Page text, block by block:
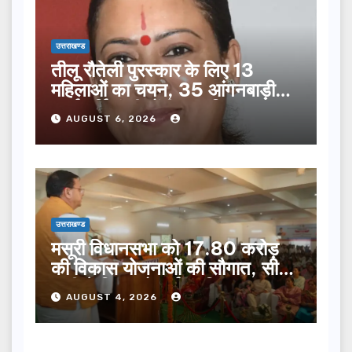
उत्तराखण्ड
तीलू रौतेली पुरस्कार के लिए 13
महिलाओं का चयन, 35 आंगनबाड़ी
कार्यकर्तियां भी होंगी सम्मानित…
AUGUST 6, 2026
उत्तराखण्ड
मसूरी विधानसभा को 17.80 करोड़
की विकास योजनाओं की सौगात, सीएम
धामी ने किया लोकार्पण-शिलान्यास.
AUGUST 4, 2026